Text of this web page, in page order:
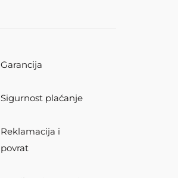
Garancija
Sigurnost plaćanje
Reklamacija i
povrat